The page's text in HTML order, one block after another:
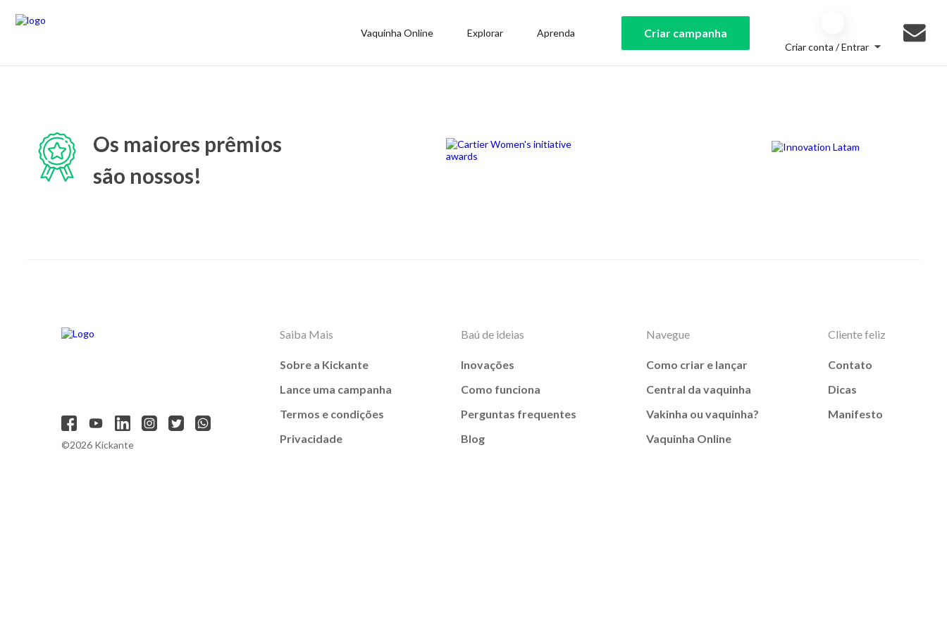
Vaquinha Online Explorar Aprenda Criar campanha
Criar conta / Entrar
Os maiores prêmios
são nossos!
©2026 Kickante
Saiba Mais
Sobre a Kickante
Lance uma campanha
Termos e condições
Privacidade
Baú de ideias
Inovações
Como funciona
Perguntas frequentes
Blog
Navegue
Como criar e lançar
Central da vaquinha
Vakinha ou vaquinha?
Vaquinha Online
Cliente feliz
Contato
Dicas
Manifesto